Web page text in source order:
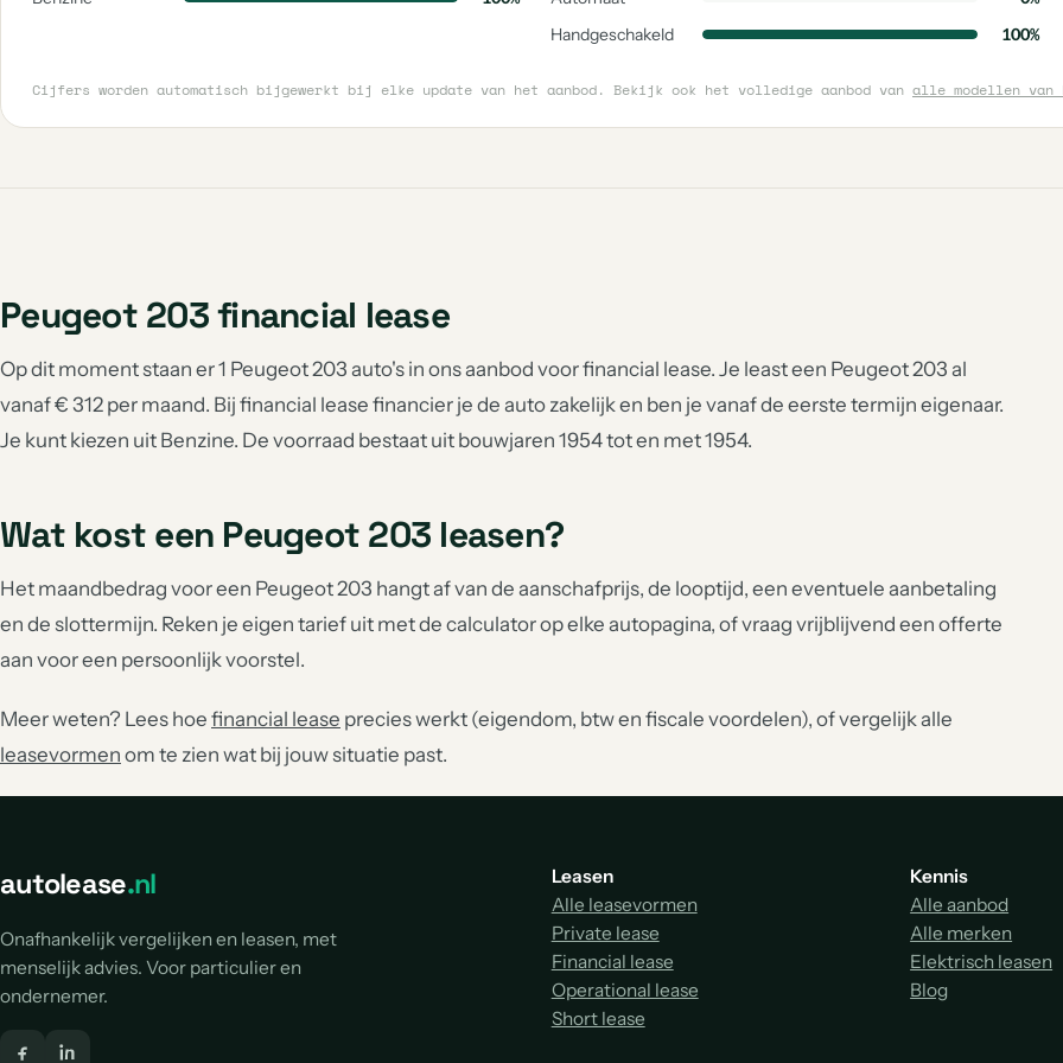
Handgeschakeld
100%
Cijfers worden automatisch bijgewerkt bij elke update van het aanbod. Bekijk ook het volledige aanbod van alle modellen van
Peugeot 203 financial lease
Op dit moment staan er 1 Peugeot 203 auto's in ons aanbod voor financial lease. Je least een Peugeot 203 al
vanaf € 312 per maand. Bij financial lease financier je de auto zakelijk en ben je vanaf de eerste termijn eigenaar.
Je kunt kiezen uit Benzine. De voorraad bestaat uit bouwjaren 1954 tot en met 1954.
Wat kost een Peugeot 203 leasen?
Het maandbedrag voor een Peugeot 203 hangt af van de aanschafprijs, de looptijd, een eventuele aanbetaling
en de slottermijn. Reken je eigen tarief uit met de calculator op elke autopagina, of vraag vrijblijvend een offerte
aan voor een persoonlijk voorstel.
Meer weten? Lees hoe financial lease precies werkt (eigendom, btw en fiscale voordelen), of vergelijk alle
leasevormen om te zien wat bij jouw situatie past.
autolease.nl
Onafhankelijk vergelijken en leasen, met
menselijk advies. Voor particulier en
ondernemer.
Leasen
Alle leasevormen
Private lease
Financial lease
Operational lease
Short lease
Kennis
Alle aanbod
Alle merken
Elektrisch leasen
Blog